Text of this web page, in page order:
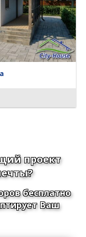
проект
бесплатно
Ваш